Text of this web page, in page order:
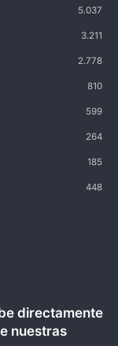
5.037
3.211
2.778
810
599
264
185
448
directamente
nuestras